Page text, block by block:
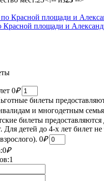
Красной площади и
0₽
билеты
и многодетным
билеты предоставляются
Для детей до 4-х лет билет не
0₽
0₽
1